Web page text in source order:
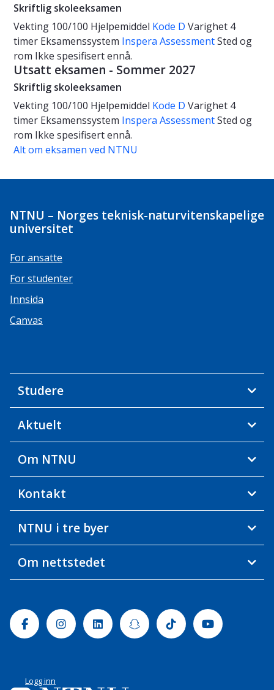
Skriftlig skoleeksamen
Vekting 100/100 Hjelpemiddel Kode D Varighet 4
timer Eksamenssystem Inspera AssessmentSted og
rom Ikke spesifisert ennå.
Utsatt eksamen - Sommer 2027
Skriftlig skoleeksamen
Vekting 100/100 Hjelpemiddel Kode D Varighet 4
timer Eksamenssystem Inspera AssessmentSted og
rom Ikke spesifisert ennå.
Alt om eksamen ved NTNU
NTNU – Norges teknisk-naturvitenskapelige
universitet
For ansatte
For studenter
Innsida
Canvas
Studere
Aktuelt
Om NTNU
Kontakt
NTNU i tre byer
Om nettstedet
FacebookInstagramLinkedinSnapchatTiktok Youtube
Logg inn